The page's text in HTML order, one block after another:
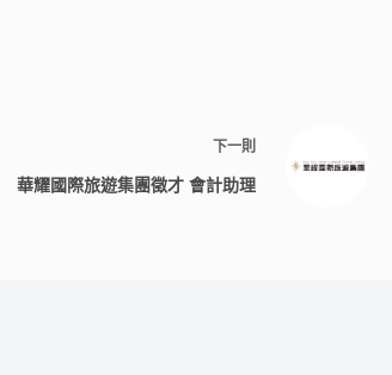
下一則
華耀國際旅遊集團徵才 會計助理